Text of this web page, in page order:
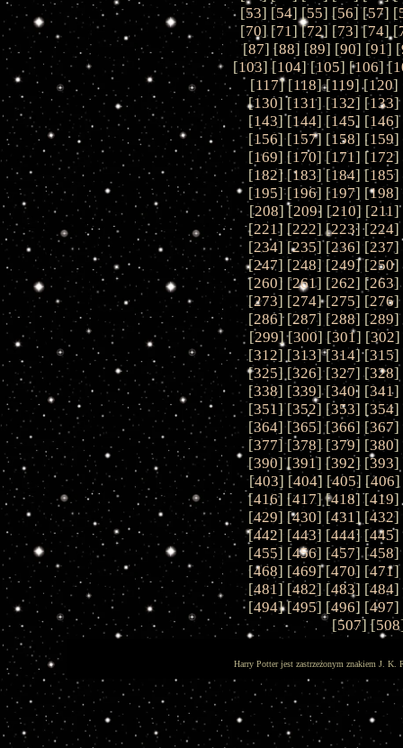
[53] [54] [55] [56] [57] [
[70] [71] [72] [73] [74] [
[87] [88] [89] [90] [91] [
[103] [104] [105] [106] [
[117] [118] [119] [120]
[130] [131] [132] [133]
[143] [144] [145] [146]
[156] [157] [158] [159]
[169] [170] [171] [172]
[182] [183] [184] [185]
[195] [196] [197] [198]
[208] [209] [210] [211]
[221] [222] [223] [224]
[234] [235] [236] [237]
[247] [248] [249] [250]
[260] [261] [262] [263]
[273] [274] [275] [276]
[286] [287] [288] [289]
[299] [300] [301] [302]
[312] [313] [314] [315]
[325] [326] [327] [328]
[338] [339] [340] [341]
[351] [352] [353] [354]
[364] [365] [366] [367]
[377] [378] [379] [380]
[390] [391] [392] [393]
[403] [404] [405] [406]
[416] [417] [418] [419]
[429] [430] [431] [432]
[442] [443] [444] [445]
[455] [456] [457] [458]
[468] [469] [470] [471]
[481] [482] [483] [484]
[494] [495] [496] [497]
[507] [508
Harry Potter jest zastrzeżonym znakiem J. K.